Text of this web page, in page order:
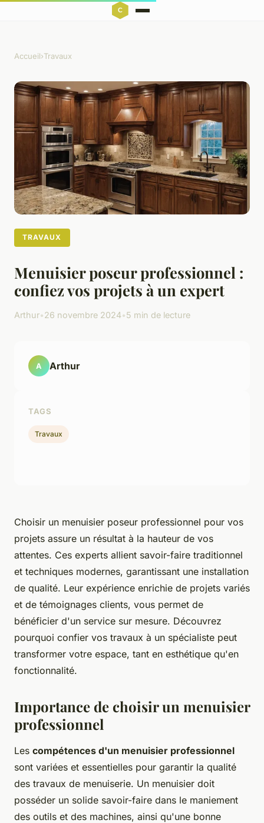
Accueil›Travaux
TRAVAUX
Menuisier poseur professionnel :
confiez vos projets à un expert
Arthur•26 novembre 2024•5 min de lecture
Choisir un menuisier poseur professionnel pour vos
projets assure un résultat à la hauteur de vos
attentes. Ces experts allient savoir-faire traditionnel
et techniques modernes, garantissant une installation
de qualité. Leur expérience enrichie de projets variés
et de témoignages clients, vous permet de
bénéficier d'un service sur mesure. Découvrez
pourquoi confier vos travaux à un spécialiste peut
transformer votre espace, tant en esthétique qu'en
fonctionnalité.
Importance de choisir un menuisier
professionnel
Les compétences d'un menuisier professionnel
sont variées et essentielles pour garantir la qualité
des travaux de menuiserie. Un menuisier doit
posséder un solide savoir-faire dans le maniement
des outils et des machines, ainsi qu'une bonne
A Arthur
TAGS
Travaux